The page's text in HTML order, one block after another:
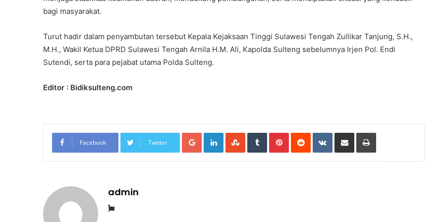
bagi masyarakat.
Turut hadir dalam penyambutan tersebut Kepala Kejaksaan Tinggi Sulawesi Tengah Zullikar Tanjung, S.H.,
M.H., Wakil Ketua DPRD Sulawesi Tengah Arnila H.M. Ali, Kapolda Sulteng sebelumnya Irjen Pol. Endi
Sutendi, serta para pejabat utama Polda Sulteng.
Editor : Bidiksulteng.com
Facebook Twitter
Google+LinkedInStumbleUpon
TumblrPinterestReddit VKontakteShare
Email
Print
admin
Website